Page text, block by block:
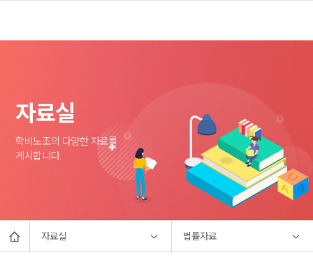
자료실
학비노조의 다양한 자료를
게시합니다.
자료실 법률자료